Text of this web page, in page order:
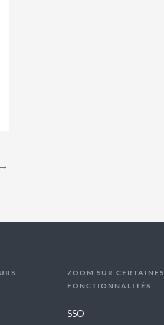
→
ZOOM SUR CERTAINES
FONCTIONNALITÉS
SSO